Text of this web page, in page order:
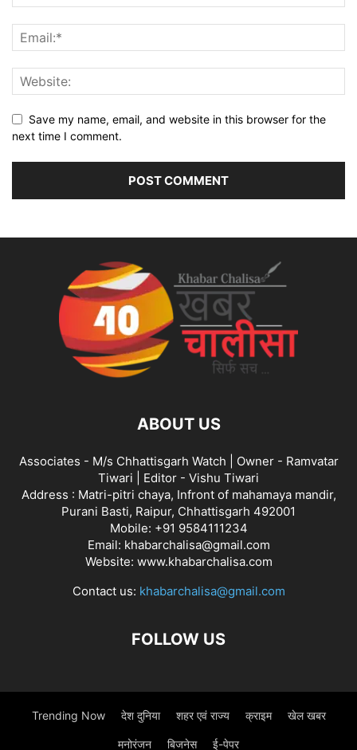
Save my name, email, and website in this browser for the
next time I comment.
ABOUT US
Associates - M/s Chhattisgarh Watch | Owner - Ramvatar
Tiwari | Editor - Vishu Tiwari
Address : Matri-pitri chaya, Infront of mahamaya mandir,
Purani Basti, Raipur, Chhattisgarh 492001
Mobile: +91 9584111234
Email: khabarchalisa@gmail.com
Website: www.khabarchalisa.com
Contact us: khabarchalisa@gmail.com
FOLLOW US
Trending Now देश दुनिया शहर एवं राज्य क्राइम खेल खबर
मनोरंजन बिजनेस ई-पेपर